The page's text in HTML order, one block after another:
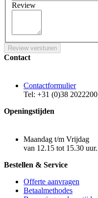
Review
Review versturen
Contact
Contactformulier
Tel: +31 (0)38 2022200
Openingstijden
Maandag t/m Vrijdag
van 12.15 tot 15.30 uur.
Bestellen & Service
Offerte aanvragen
Betaalmethodes